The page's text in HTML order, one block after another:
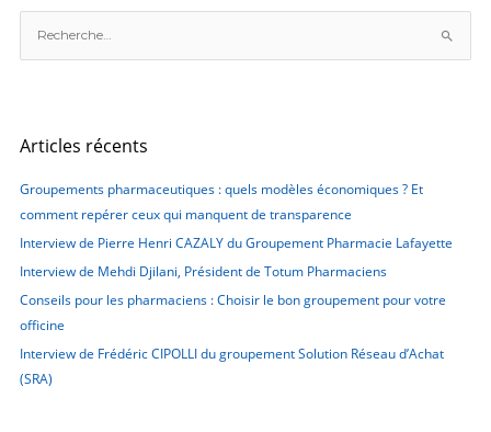
e
e
c
h
e
r
Articles récents
Groupements pharmaceutiques : quels modèles économiques ? Et
comment repérer ceux qui manquent de transparence
Interview de Pierre Henri CAZALY du Groupement Pharmacie Lafayette
Interview de Mehdi Djilani, Président de Totum Pharmaciens
Conseils pour les pharmaciens : Choisir le bon groupement pour votre
officine
Interview de Frédéric CIPOLLI du groupement Solution Réseau d’Achat
(SRA)